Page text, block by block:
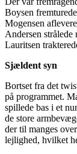
Boysen
Mogensen
Andersen
Lauritsen
Sjældent syn
Bortset fra det
på programmet.
spillede bas i et
de store
der til manges
lejlighed, hvilket